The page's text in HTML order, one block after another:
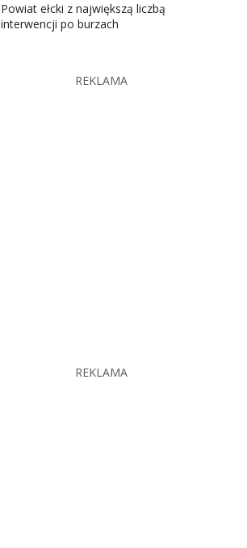
Powiat ełcki z największą liczbą
interwencji po burzach
REKLAMA
REKLAMA